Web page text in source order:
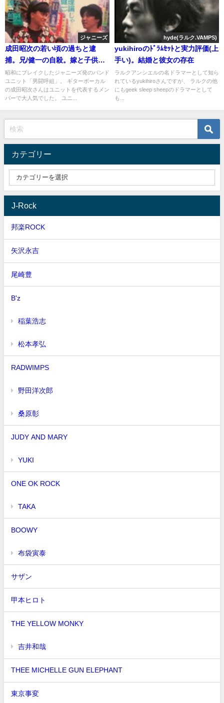
ジャニーズ
成田昭次の若い頃の過ちと逮
捕。兄/健一の自殺。嫁と子供
(娘)。現在の妻は香織？
昭和にブレイクしたジャニーズ発のバンド
ユニット「男闘呼組」。 ギターボーカル
の成田昭次さんはユニットを代表するメン
バーで大人気でした。 ユニ...
hyde(ラルク.VAMPS)
yukihiroのﾄﾞﾗﾑｾｯﾄと実力評価(上
手い)。結婚と彼女の存在
ラルクアンシエルの名ドラマーとして知ら
れているyukihiroさんですが、 ラルクの他
にもgeek sleep sheepのドラマーとして
も...
カテゴリー
J-Rock
邦楽ROCK
矢沢永吉
尾崎豊
B'z
稲葉浩志
松本孝弘
RADWIMPS
野田洋次郎
桑原彰
JUDY AND MARY
YUKI
ONE OK ROCK
TAKA
BOOWY
布袋寅泰
サザン
甲本ヒロト
THE YELLOW MONKY
吉井和哉
THEE MICHELLE GUN ELEPHANT
東京事変